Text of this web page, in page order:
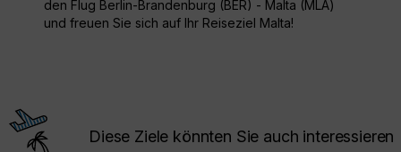
den Flug Berlin-Brandenburg (BER) - Malta (MLA)
und freuen Sie sich auf Ihr Reiseziel Malta!
Diese Ziele könnten Sie auch interessieren